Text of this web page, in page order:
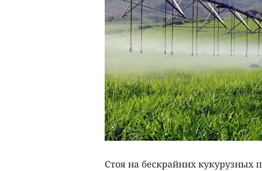
Стоя на бескрайних кукурузных